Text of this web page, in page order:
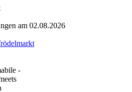
am 02.08.2026